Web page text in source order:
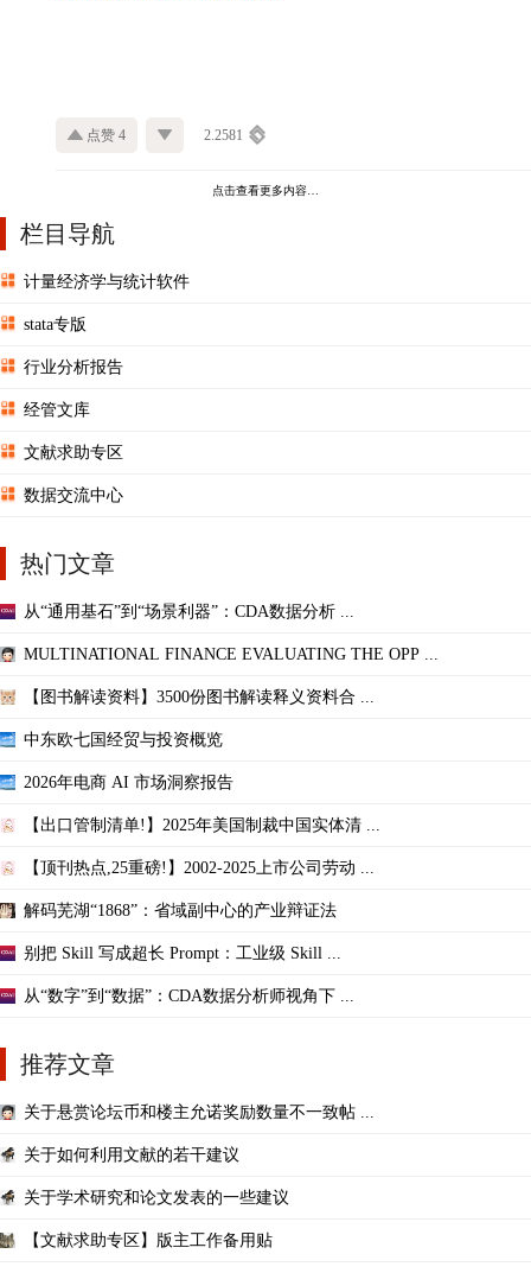
点赞 4 2.2581
点击查看更多内容…
栏目导航
计量经济学与统计软件
stata专版
行业分析报告
经管文库
文献求助专区
数据交流中心
热门文章
从“通用基石”到“场景利器”：CDA数据分析 ...
MULTINATIONAL FINANCE EVALUATING THE OPP ...
【图书解读资料】3500份图书解读释义资料合 ...
中东欧七国经贸与投资概览
2026年电商 AI 市场洞察报告
【出口管制清单!】2025年美国制裁中国实体清 ...
【顶刊热点,25重磅!】2002-2025上市公司劳动 ...
解码芜湖“1868”：省域副中心的产业辩证法
别把 Skill 写成超长 Prompt：工业级 Skill ...
从“数字”到“数据”：CDA数据分析师视角下 ...
推荐文章
关于悬赏论坛币和楼主允诺奖励数量不一致帖 ...
关于如何利用文献的若干建议
关于学术研究和论文发表的一些建议
【文献求助专区】版主工作备用贴